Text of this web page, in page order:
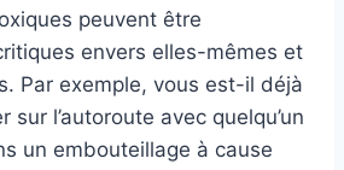
peuvent être
envers elles-mêmes et
Par exemple, vous est-il déjà
sur l’autoroute avec quelqu’un
un embouteillage à cause